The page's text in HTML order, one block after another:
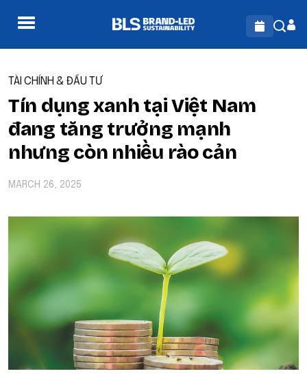
TÀI CHÍNH & ĐẦU TƯ
Tín dụng xanh tại Việt Nam
đang tăng trưởng mạnh
nhưng còn nhiều rào cản
MARCH 26, 2025